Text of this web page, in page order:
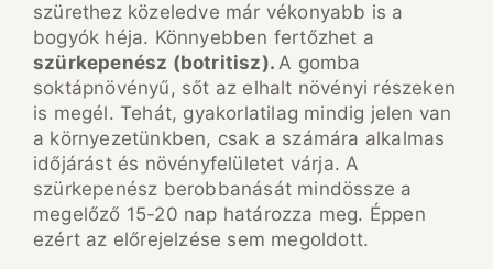
szürethez közeledve már vékonyabb is a
bogyók héja. Könnyebben fertőzhet a
szürkepenész (botritisz).A gomba
soktápnövényű, sőt az elhalt növényi részeken
is megél. Tehát, gyakorlatilag mindig jelen van
a környezetünkben, csak a számára alkalmas
időjárást és növényfelületet várja. A
szürkepenész berobbanását mindössze a
megelőző 15-20 nap határozza meg. Éppen
ezért az előrejelzése sem megoldott.